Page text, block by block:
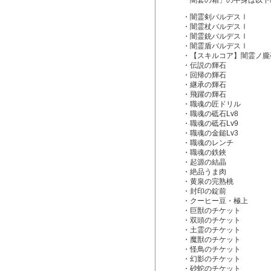
・闇霊剣バルデスⅠ
・闇霊杖バルデスⅠ
・闇霊銃バルデスⅠ
・闇霊盾バルデスⅠ
・【スキルコア】闇霊ノ
・伝説の輝石
・回帰の輝石
・継承の輝石
・飛躍の輝石
・職魂の匠ドリル
・職魂の砥石Lv8
・職魂の砥石Lv9
・職魂の金鎚Lv3
・職魂のレンチ
・職魂の鉄鋏
・起源の結晶
・絶品うま肉
・黄泉の完熟桃
・封印の錠前
・クーヒー豆・極上
・巨獣のチケット
・双頭のチケット
・土霊のチケット
・魔獣のチケット
・怪鳥のチケット
・幻影のチケット
・砂蛇のチケット